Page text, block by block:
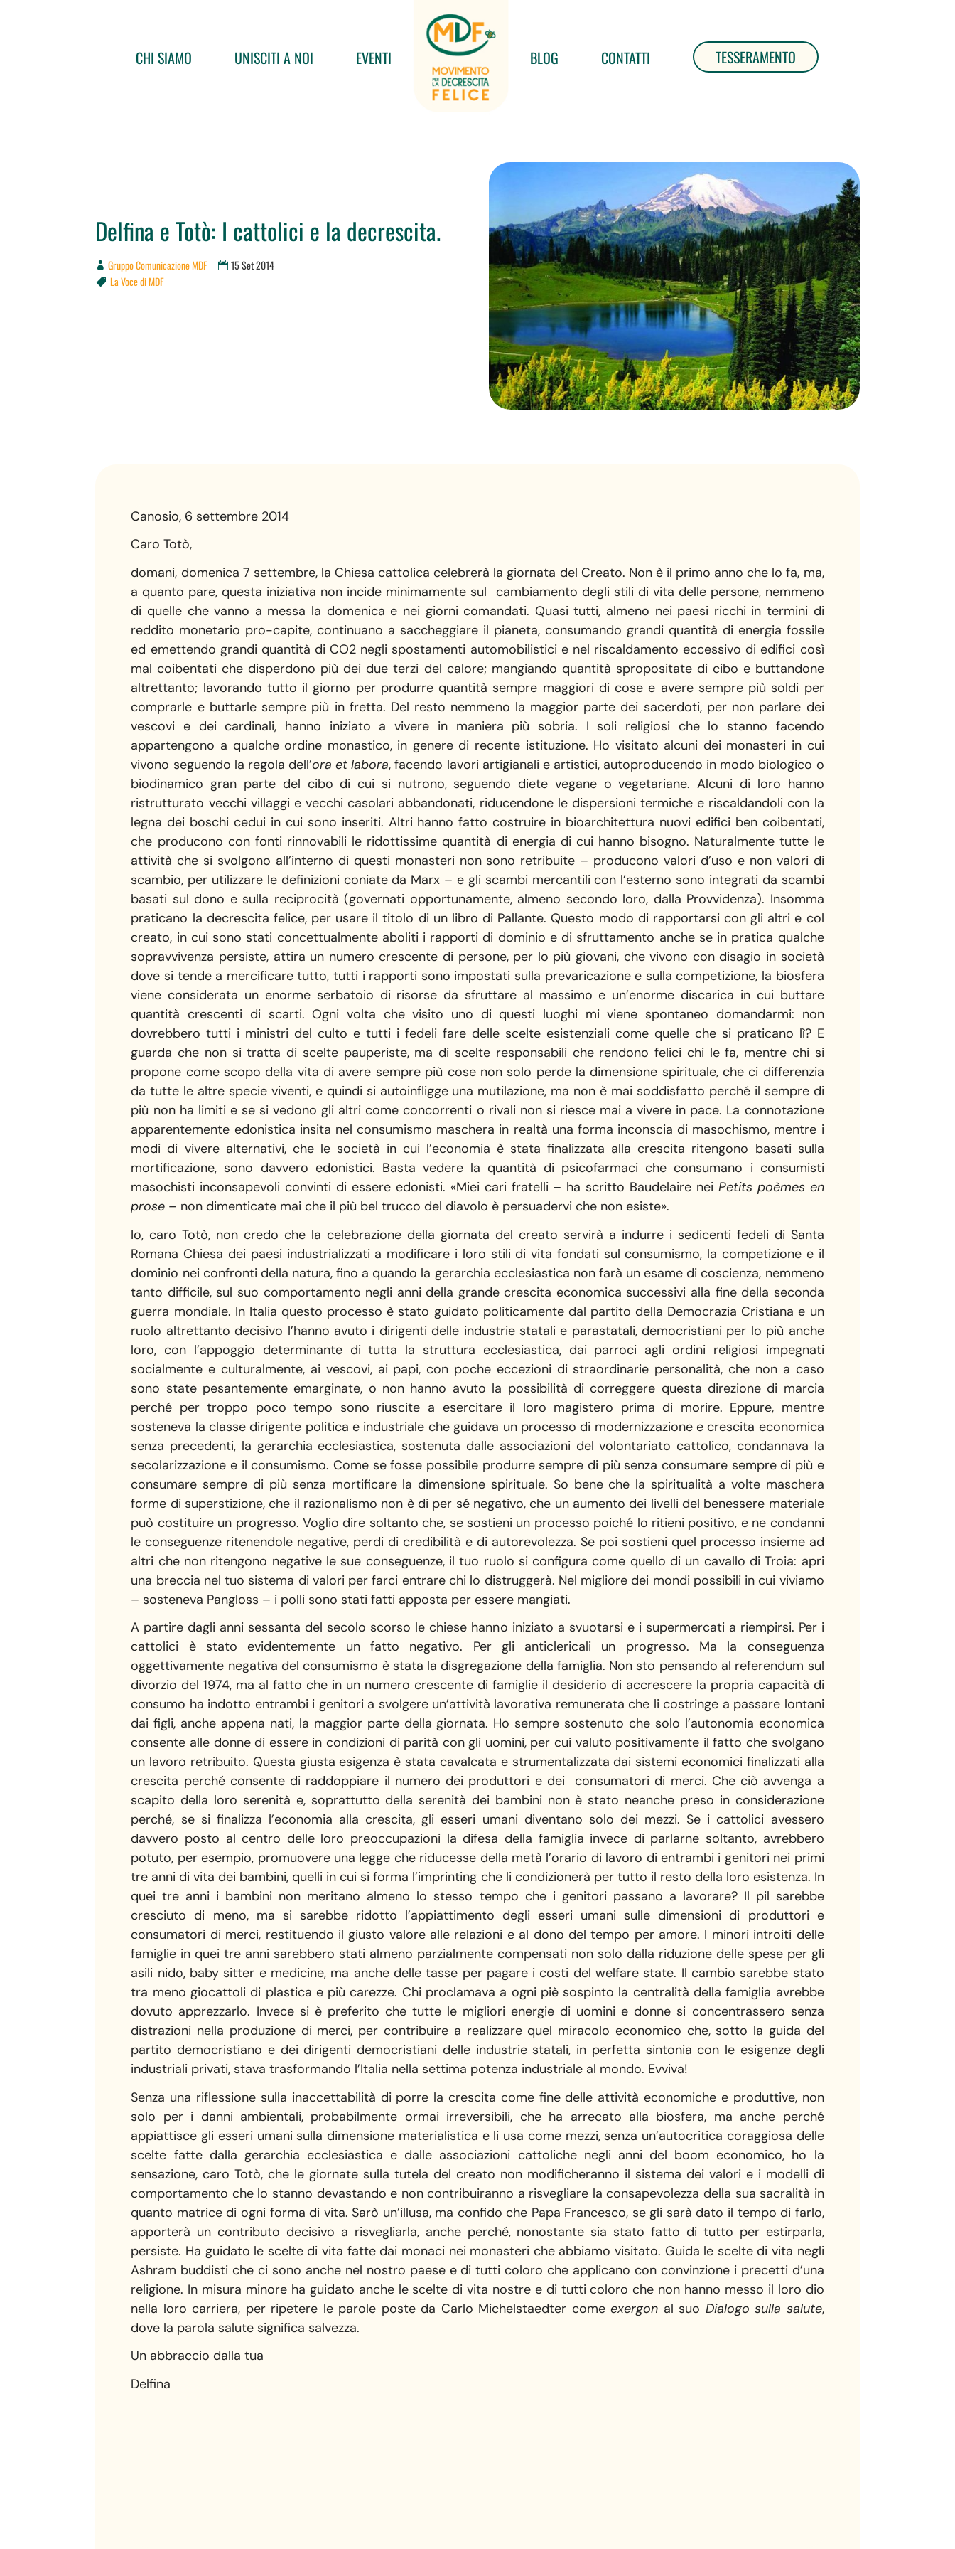
CHI SIAMO UNISCITI A NOI EVENTI BLOG CONTATTI TESSERAMENTO
Delfina e Totò: I cattolici e la decrescita.
Gruppo Comunicazione MDF 15 Set 2014
 La Voce di MDF
Canosio, 6 settembre 2014
Caro Totò,
domani, domenica 7 settembre, la Chiesa cattolica celebrerà la giornata del Creato. Non è il primo anno che lo fa, ma,
a quanto pare, questa iniziativa non incide minimamente sul cambiamento degli stili di vita delle persone, nemmeno
di quelle che vanno a messa la domenica e nei giorni comandati. Quasi tutti, almeno nei paesi ricchi in termini di
reddito monetario pro-capite, continuano a saccheggiare il pianeta, consumando grandi quantità di energia fossile
ed emettendo grandi quantità di CO2 negli spostamenti automobilistici e nel riscaldamento eccessivo di edifici così
mal coibentati che disperdono più dei due terzi del calore; mangiando quantità spropositate di cibo e buttandone
altrettanto; lavorando tutto il giorno per produrre quantità sempre maggiori di cose e avere sempre più soldi per
comprarle e buttarle sempre più in fretta. Del resto nemmeno la maggior parte dei sacerdoti, per non parlare dei
vescovi e dei cardinali, hanno iniziato a vivere in maniera più sobria. I soli religiosi che lo stanno facendo
appartengono a qualche ordine monastico, in genere di recente istituzione. Ho visitato alcuni dei monasteri in cui
vivono seguendo la regola dell’ora et labora, facendo lavori artigianali e artistici, autoproducendo in modo biologico o
biodinamico gran parte del cibo di cui si nutrono, seguendo diete vegane o vegetariane. Alcuni di loro hanno
ristrutturato vecchi villaggi e vecchi casolari abbandonati, riducendone le dispersioni termiche e riscaldandoli con la
legna dei boschi cedui in cui sono inseriti. Altri hanno fatto costruire in bioarchitettura nuovi edifici ben coibentati,
che producono con fonti rinnovabili le ridottissime quantità di energia di cui hanno bisogno. Naturalmente tutte le
attività che si svolgono all’interno di questi monasteri non sono retribuite – producono valori d’uso e non valori di
scambio, per utilizzare le definizioni coniate da Marx – e gli scambi mercantili con l’esterno sono integrati da scambi
basati sul dono e sulla reciprocità (governati opportunamente, almeno secondo loro, dalla Provvidenza). Insomma
praticano la decrescita felice, per usare il titolo di un libro di Pallante. Questo modo di rapportarsi con gli altri e col
creato, in cui sono stati concettualmente aboliti i rapporti di dominio e di sfruttamento anche se in pratica qualche
sopravvivenza persiste, attira un numero crescente di persone, per lo più giovani, che vivono con disagio in società
dove si tende a mercificare tutto, tutti i rapporti sono impostati sulla prevaricazione e sulla competizione, la biosfera
viene considerata un enorme serbatoio di risorse da sfruttare al massimo e un’enorme discarica in cui buttare
quantità crescenti di scarti. Ogni volta che visito uno di questi luoghi mi viene spontaneo domandarmi: non
dovrebbero tutti i ministri del culto e tutti i fedeli fare delle scelte esistenziali come quelle che si praticano lì? E
guarda che non si tratta di scelte pauperiste, ma di scelte responsabili che rendono felici chi le fa, mentre chi si
propone come scopo della vita di avere sempre più cose non solo perde la dimensione spirituale, che ci differenzia
da tutte le altre specie viventi, e quindi si autoinfligge una mutilazione, ma non è mai soddisfatto perché il sempre di
più non ha limiti e se si vedono gli altri come concorrenti o rivali non si riesce mai a vivere in pace. La connotazione
apparentemente edonistica insita nel consumismo maschera in realtà una forma inconscia di masochismo, mentre i
modi di vivere alternativi, che le società in cui l’economia è stata finalizzata alla crescita ritengono basati sulla
mortificazione, sono davvero edonistici. Basta vedere la quantità di psicofarmaci che consumano i consumisti
masochisti inconsapevoli convinti di essere edonisti. «Miei cari fratelli – ha scritto Baudelaire nei Petits poèmes en
prose – non dimenticate mai che il più bel trucco del diavolo è persuadervi che non esiste».
Io, caro Totò, non credo che la celebrazione della giornata del creato servirà a indurre i sedicenti fedeli di Santa
Romana Chiesa dei paesi industrializzati a modificare i loro stili di vita fondati sul consumismo, la competizione e il
dominio nei confronti della natura, fino a quando la gerarchia ecclesiastica non farà un esame di coscienza, nemmeno
tanto difficile, sul suo comportamento negli anni della grande crescita economica successivi alla fine della seconda
guerra mondiale. In Italia questo processo è stato guidato politicamente dal partito della Democrazia Cristiana e un
ruolo altrettanto decisivo l’hanno avuto i dirigenti delle industrie statali e parastatali, democristiani per lo più anche
loro, con l’appoggio determinante di tutta la struttura ecclesiastica, dai parroci agli ordini religiosi impegnati
socialmente e culturalmente, ai vescovi, ai papi, con poche eccezioni di straordinarie personalità, che non a caso
sono state pesantemente emarginate, o non hanno avuto la possibilità di correggere questa direzione di marcia
perché per troppo poco tempo sono riuscite a esercitare il loro magistero prima di morire. Eppure, mentre
sosteneva la classe dirigente politica e industriale che guidava un processo di modernizzazione e crescita economica
senza precedenti, la gerarchia ecclesiastica, sostenuta dalle associazioni del volontariato cattolico, condannava la
secolarizzazione e il consumismo. Come se fosse possibile produrre sempre di più senza consumare sempre di più e
consumare sempre di più senza mortificare la dimensione spirituale. So bene che la spiritualità a volte maschera
forme di superstizione, che il razionalismo non è di per sé negativo, che un aumento dei livelli del benessere materiale
può costituire un progresso. Voglio dire soltanto che, se sostieni un processo poiché lo ritieni positivo, e ne condanni
le conseguenze ritenendole negative, perdi di credibilità e di autorevolezza. Se poi sostieni quel processo insieme ad
altri che non ritengono negative le sue conseguenze, il tuo ruolo si configura come quello di un cavallo di Troia: apri
una breccia nel tuo sistema di valori per farci entrare chi lo distruggerà. Nel migliore dei mondi possibili in cui viviamo
– sosteneva Pangloss – i polli sono stati fatti apposta per essere mangiati.
A partire dagli anni sessanta del secolo scorso le chiese hanno iniziato a svuotarsi e i supermercati a riempirsi. Per i
cattolici è stato evidentemente un fatto negativo. Per gli anticlericali un progresso. Ma la conseguenza
oggettivamente negativa del consumismo è stata la disgregazione della famiglia. Non sto pensando al referendum sul
divorzio del 1974, ma al fatto che in un numero crescente di famiglie il desiderio di accrescere la propria capacità di
consumo ha indotto entrambi i genitori a svolgere un’attività lavorativa remunerata che li costringe a passare lontani
dai figli, anche appena nati, la maggior parte della giornata. Ho sempre sostenuto che solo l’autonomia economica
consente alle donne di essere in condizioni di parità con gli uomini, per cui valuto positivamente il fatto che svolgano
un lavoro retribuito. Questa giusta esigenza è stata cavalcata e strumentalizzata dai sistemi economici finalizzati alla
crescita perché consente di raddoppiare il numero dei produttori e dei consumatori di merci. Che ciò avvenga a
scapito della loro serenità e, soprattutto della serenità dei bambini non è stato neanche preso in considerazione
perché, se si finalizza l’economia alla crescita, gli esseri umani diventano solo dei mezzi. Se i cattolici avessero
davvero posto al centro delle loro preoccupazioni la difesa della famiglia invece di parlarne soltanto, avrebbero
potuto, per esempio, promuovere una legge che riducesse della metà l’orario di lavoro di entrambi i genitori nei primi
tre anni di vita dei bambini, quelli in cui si forma l’imprinting che li condizionerà per tutto il resto della loro esistenza. In
quei tre anni i bambini non meritano almeno lo stesso tempo che i genitori passano a lavorare? Il pil sarebbe
cresciuto di meno, ma si sarebbe ridotto l’appiattimento degli esseri umani sulle dimensioni di produttori e
consumatori di merci, restituendo il giusto valore alle relazioni e al dono del tempo per amore. I minori introiti delle
famiglie in quei tre anni sarebbero stati almeno parzialmente compensati non solo dalla riduzione delle spese per gli
asili nido, baby sitter e medicine, ma anche delle tasse per pagare i costi del welfare state. Il cambio sarebbe stato
tra meno giocattoli di plastica e più carezze. Chi proclamava a ogni piè sospinto la centralità della famiglia avrebbe
dovuto apprezzarlo. Invece si è preferito che tutte le migliori energie di uomini e donne si concentrassero senza
distrazioni nella produzione di merci, per contribuire a realizzare quel miracolo economico che, sotto la guida del
partito democristiano e dei dirigenti democristiani delle industrie statali, in perfetta sintonia con le esigenze degli
industriali privati, stava trasformando l’Italia nella settima potenza industriale al mondo. Evviva!
Senza una riflessione sulla inaccettabilità di porre la crescita come fine delle attività economiche e produttive, non
solo per i danni ambientali, probabilmente ormai irreversibili, che ha arrecato alla biosfera, ma anche perché
appiattisce gli esseri umani sulla dimensione materialistica e li usa come mezzi, senza un’autocritica coraggiosa delle
scelte fatte dalla gerarchia ecclesiastica e dalle associazioni cattoliche negli anni del boom economico, ho la
sensazione, caro Totò, che le giornate sulla tutela del creato non modificheranno il sistema dei valori e i modelli di
comportamento che lo stanno devastando e non contribuiranno a risvegliare la consapevolezza della sua sacralità in
quanto matrice di ogni forma di vita. Sarò un’illusa, ma confido che Papa Francesco, se gli sarà dato il tempo di farlo,
apporterà un contributo decisivo a risvegliarla, anche perché, nonostante sia stato fatto di tutto per estirparla,
persiste. Ha guidato le scelte di vita fatte dai monaci nei monasteri che abbiamo visitato. Guida le scelte di vita negli
Ashram buddisti che ci sono anche nel nostro paese e di tutti coloro che applicano con convinzione i precetti d’una
religione. In misura minore ha guidato anche le scelte di vita nostre e di tutti coloro che non hanno messo il loro dio
nella loro carriera, per ripetere le parole poste da Carlo Michelstaedter comeexergon al suo Dialogo sulla salute,
dove la parola salute significa salvezza.
Un abbraccio dalla tua
Delfina